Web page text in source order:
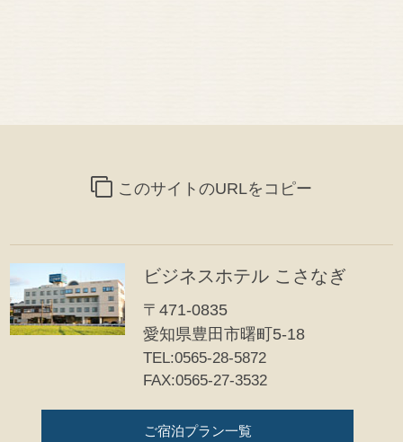
このサイトのURLをコピー
ビジネスホテル こさなぎ
〒471-0835
愛知県豊田市曙町5-18
TEL:0565-28-5872
FAX:0565-27-3532
ご宿泊プラン一覧